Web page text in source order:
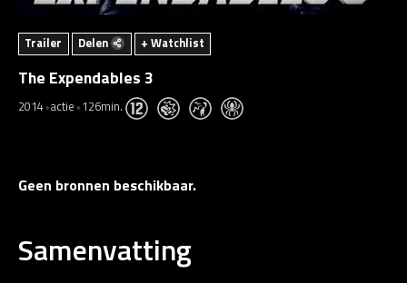
Trailer Delen + Watchlist
The Expendables 3
2014 actie 126min.
Geen bronnen beschikbaar.
Samenvatting